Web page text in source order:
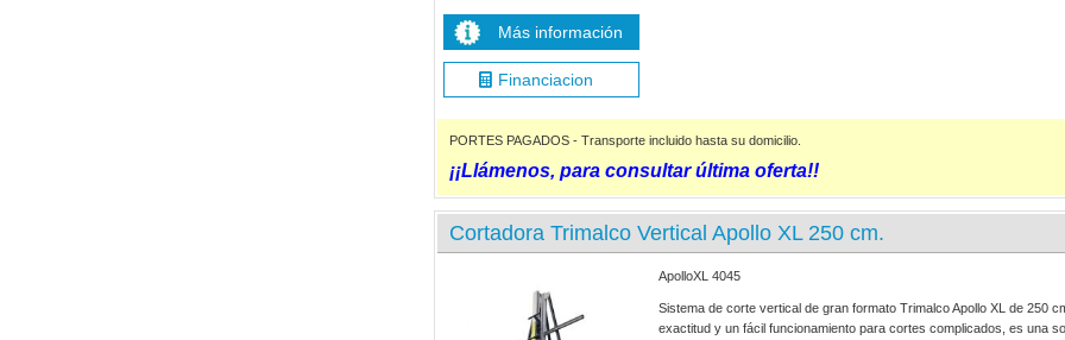
Más información
Financiacion
PORTES PAGADOS - Transporte incluido hasta su domicilio.
¡¡Llámenos, para consultar última oferta!!
Cortadora Trimalco Vertical Apollo XL 250 cm.
ApolloXL 4045
Sistema de corte vertical de gran formato Trimalco Apollo XL de 250
exactitud y un fácil funcionamiento para cortes complicados, es una